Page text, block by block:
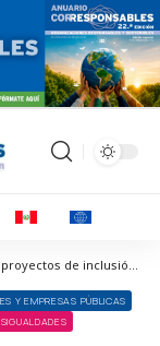
Corresponsables > Noticias > P&G anuncia nuevos proyectos de inclusión y refuerza su compromiso con las personas con discapacidad
Y EMPRESAS PÚBLICAS